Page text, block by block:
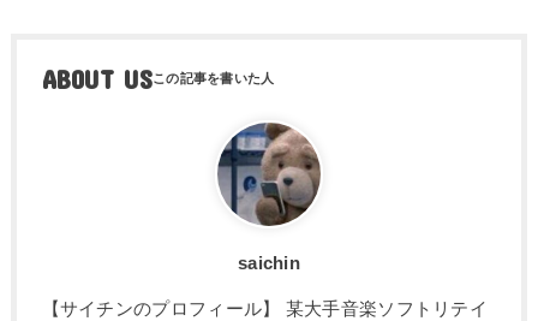
ABOUT US
saichin
【サイチンのプロフィール】 某大手音楽ソフトリテイ